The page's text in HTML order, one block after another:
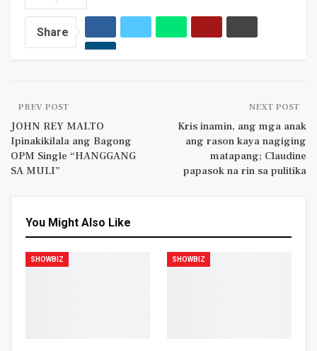
Share
PREV POST
JOHN REY MALTO
Ipinakikilala ang Bagong
OPM Single “HANGGANG
SA MULI”
NEXT POST
Kris inamin, ang mga anak
ang rason kaya nagiging
matapang; Claudine
papasok na rin sa pulitika
You Might Also Like
SHOWBIZ SHOWBIZ